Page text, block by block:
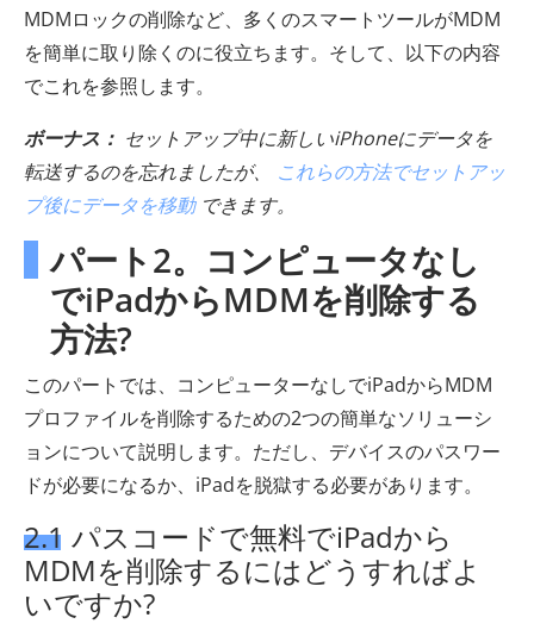
MDMロックの削除など、多くのスマートツールがMDM
を簡単に取り除くのに役立ちます。そして、以下の内容
でこれを参照します。
ボーナス： セットアップ中に新しいiPhoneにデータを
転送するのを忘れましたが、 これらの方法でセットアッ
プ後にデータを移動できます。
パート2。コンピュータなし
でiPadからMDMを削除する
方法?
このパートでは、コンピューターなしでiPadからMDM
プロファイルを削除するための2つの簡単なソリューシ
ョンについて説明します。ただし、デバイスのパスワー
ドが必要になるか、iPadを脱獄する必要があります。
2.1 パスコードで無料でiPadから
MDMを削除するにはどうすればよ
いですか?